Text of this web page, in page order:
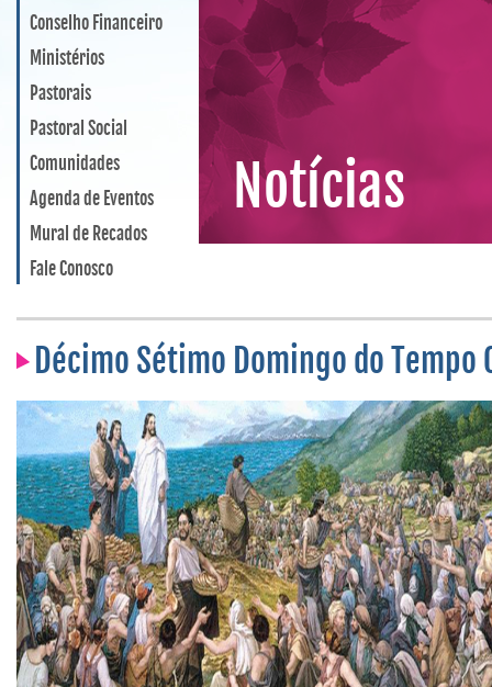
Conselho Financeiro
Ministérios
Pastorais
Pastoral Social
Comunidades
Agenda de Eventos
Mural de Recados
Fale Conosco
Notícias
Décimo Sétimo Domingo do Tempo